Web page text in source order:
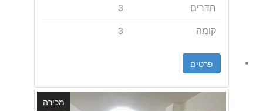
חדרים
3
קומה
3
פרטים
מכירה